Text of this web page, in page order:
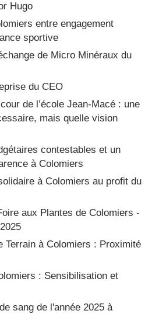
Hugo
entre engagement
sportive
de Micro Minéraux du
du CEO
de l’école Jean-Macé : une
mais quelle vision
contestables et un
à Colomiers
à Colomiers au profit du
aux Plantes de Colomiers -
Terrain à Colomiers : Proximité
: Sensibilisation et
sang de l'année 2025 à